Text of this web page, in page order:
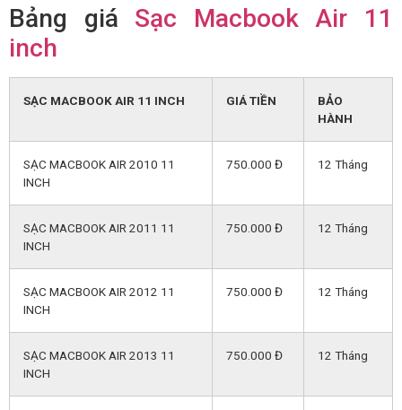
Bảng giá Sạc Macbook Air 11
inch
SẠC MACBOOK AIR 11 INCH GIÁ TIỀN
BẢO
HÀNH
SẠC MACBOOK AIR 2010 11
INCH
750.000 Đ 12 Tháng
SẠC MACBOOK AIR 2011 11
INCH
750.000 Đ 12 Tháng
SẠC MACBOOK AIR 2012 11
INCH
750.000 Đ 12 Tháng
SẠC MACBOOK AIR 2013 11
INCH
750.000 Đ 12 Tháng